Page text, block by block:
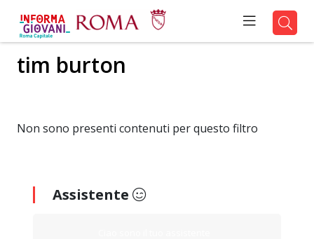
tim burton
Non sono presenti contenuti per questo filtro
Assistente